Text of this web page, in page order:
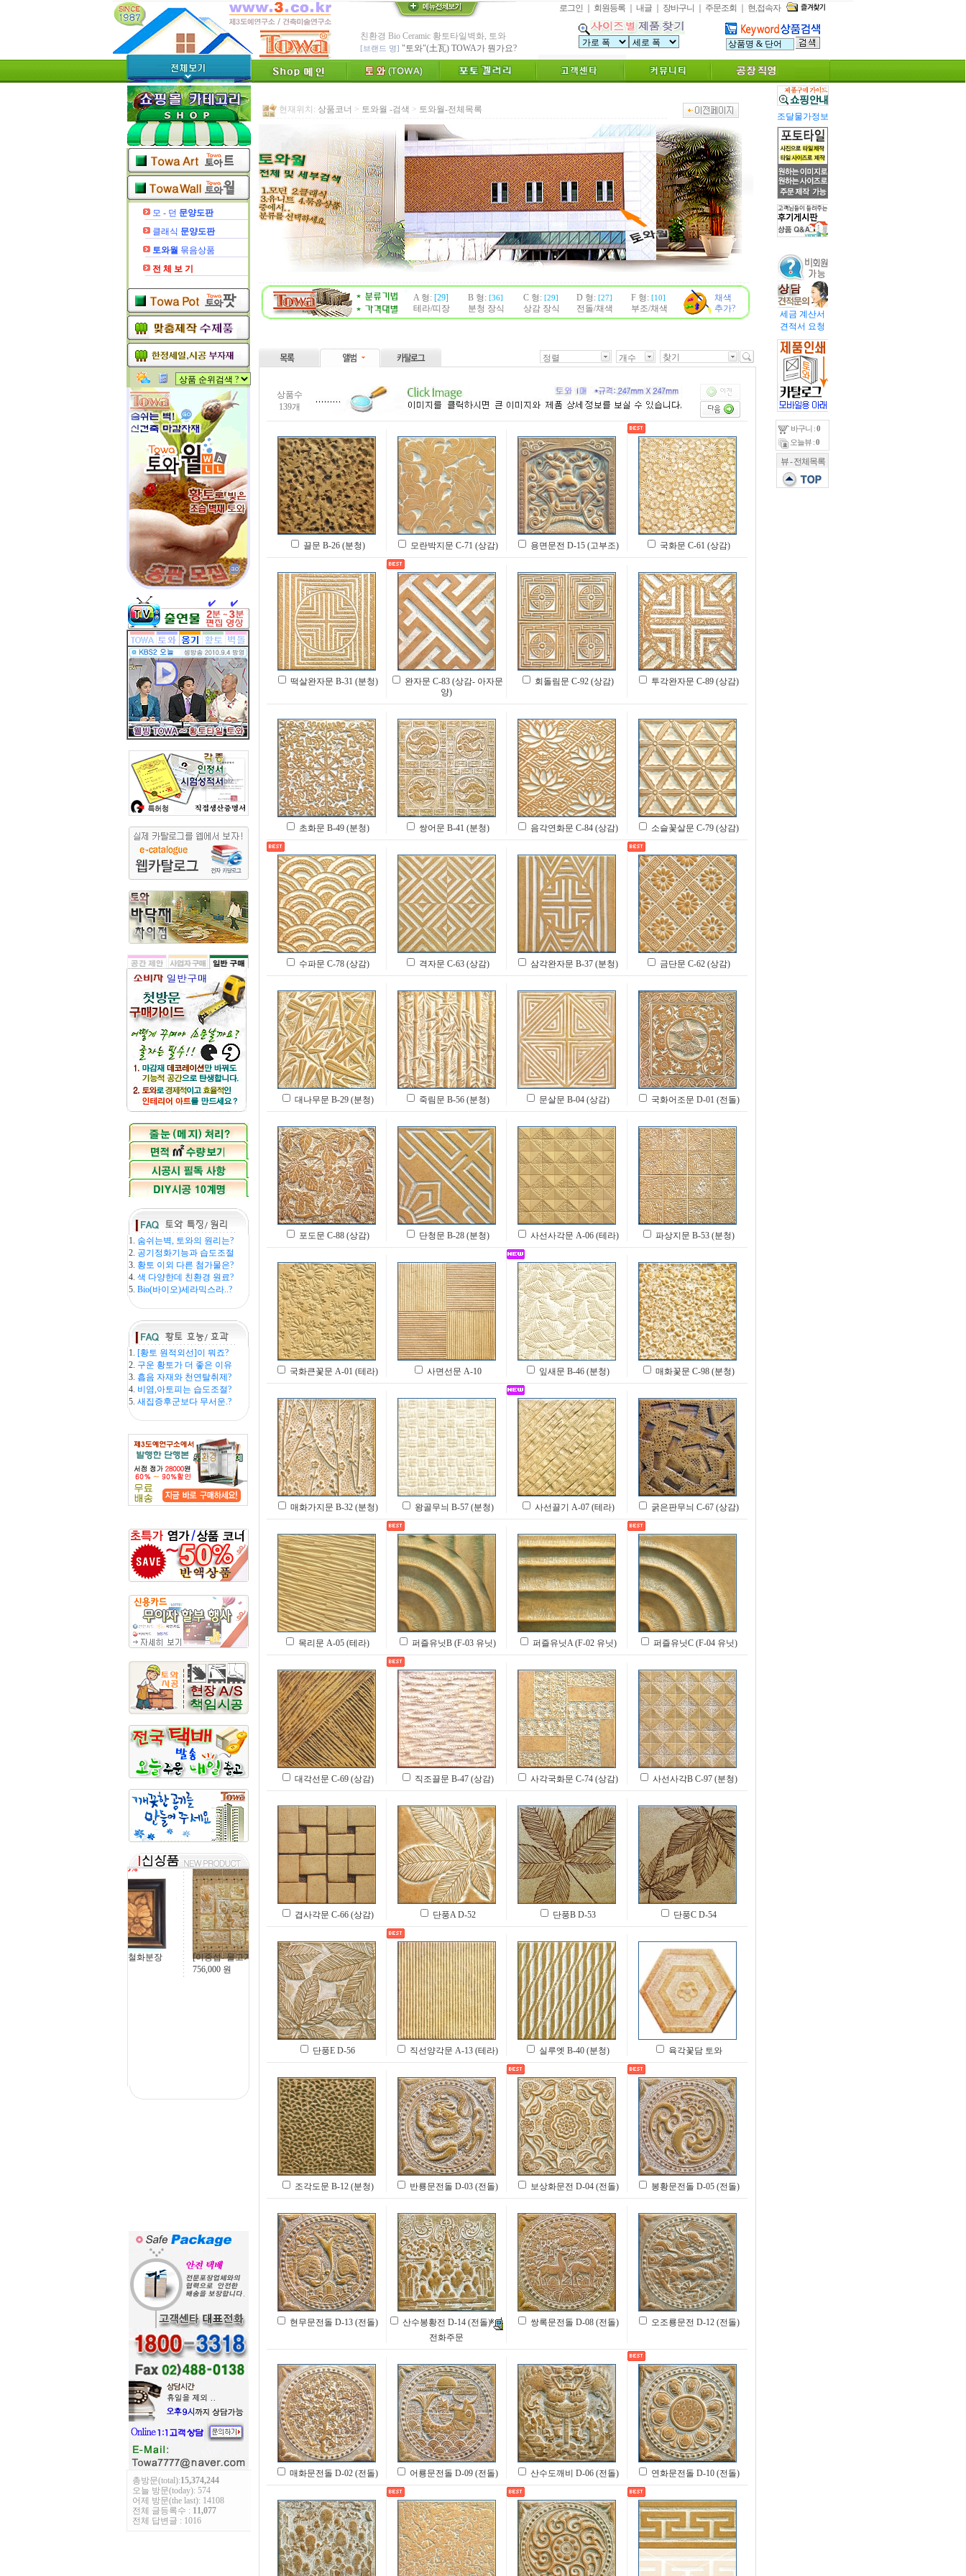
친환경 Bio Ceramic 황토타일벽화, 토와
[브랜드 명] "토와"(土瓦) TOWA가 뭔가요?
* 그림타일 벽화타일,아트월 인테리어타일
[공지]카탈로그,토와샘플 무료신청하세요.
- 토와 배치 디자인용 시뮬레이션 제공
* TOWA 회원가입시 6000 Point 제공 !!
-토와, 첫구매시 배송료 할인가 적용
수수료 전액면제 (아트타일 황토타일 타와샵)
[안내]신용카드 결제 무이자 할부 행사
* Since : 1987 ~ 신기술 벤쳐기업(TOWA)
- 특허,의장,상표권 황토타일 성적서 제공
로그인 ｜ 회원등록 ｜ 내글 ｜ 장바구니 ｜ 주문조회 ｜ 현,접속자
모 - 던 문양도판
클래식 문양도판
토와월 묶음상품
전 체 보 기
1. 숨쉬는벽, 토와의 원리는?
2. 공기정화기능과 습도조절
3. 황토 이외 다른 첨가물은?
4. 색 다양한데 친환경 원료?
5. Bio(바이오)세라믹스라..?
1. [황토 원적외선]이 뭐죠?
2. 구운 황토가 더 좋은 이유
3. 흡음 자재와 천연탈취제?
4. 비염,아토피는 습도조절?
5. 새집증후군보다 무서운.?
부용화(철) - 철화분장
총방문(total):15,374,244
오늘 방문(today): 574
어제 방문(the last): 14108
전체 글등록수 :11,077
전체 답변글 : 1016
현재위치: 상품코너 > 토와월 -검색 > 토와월-전체목록
A 형: [29]
테라/띠장
B 형: [36]
분청 장식
C 형: [29]
상감 장식
D 형: [27]
전돌/채색
F 형: [10]
부조/채색
채색
추가?
개수
정렬
상품수
139개
끌문 B-26 (분청) 모란박지문 C-71 (상감) 용면문전 D-15 (고부조) 국화문 C-61 (상감)
떡살완자문 B-31 (분청)
완자문 C-83 (상감- 아자문
양)
회돌림문 C-92 (상감) 투각완자문 C-89 (상감)
초화문 B-49 (분청) 쌍어문 B-41 (분청) 음각연화문 C-84 (상감) 소슬꽃살문 C-79 (상감)
수파문 C-78 (상감) 격자문 C-63 (상감) 삼각완자문 B-37 (분청) 금단문 C-62 (상감)
대나무문 B-29 (분청) 죽림문 B-56 (분청) 문살문 B-04 (상감) 국화어조문 D-01 (전돌)
포도문 C-88 (상감) 단청문 B-28 (분청) 사선사각문 A-06 (테라) 파상지문 B-53 (분청)
국화큰꽃문 A-01 (테라) 사면선문 A-10 잎새문 B-46 (분청) 매화꽃문 C-98 (분청)
매화가지문 B-32 (분청) 왕골무늬 B-57 (분청) 사선끌기 A-07 (테라) 굵은판무늬 C-67 (상감)
목리문 A-05 (테라) 퍼즐유닛B (F-03 유닛) 퍼즐유닛A (F-02 유닛) 퍼즐유닛C (F-04 유닛)
대각선문 C-69 (상감) 직조끌문 B-47 (상감) 사각국화문 C-74 (상감) 사선사각B C-97 (분청)
겹사각문 C-66 (상감) 단풍A D-52 단풍B D-53 단풍C D-54
단풍E D-56 직선양각문 A-13 (테라) 실루엣 B-40 (분청) 육각꽃담 토와
조각도문 B-12 (분청) 반룡문전돌 D-03 (전돌) 보상화문전 D-04 (전돌) 봉황문전돌 D-05 (전돌)
현무문전돌 D-13 (전돌)
산수봉황전 D-14 (전돌)
전화주문
쌍록문전돌 D-08 (전돌) 오조룡문전 D-12 (전돌)
매화문전돌 D-02 (전돌) 어룡문전돌 D-09 (전돌) 산수도깨비 D-06 (전돌) 연화문전돌 D-10 (전돌)
조달물가정보
세금 계산서
견적서 요청
바구니 :0
오늘뷰 :0
뷰 - 전체목록